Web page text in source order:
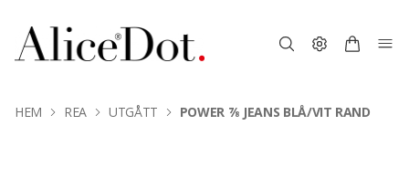
HEM REA UTGÅTT POWER ⅞ JEANS BLÅ/VIT RAND